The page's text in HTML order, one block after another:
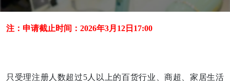
注：申请截止时间：2026年3月12日17:00
只受理注册人数超过5人以上的百货行业、商超、家居生活